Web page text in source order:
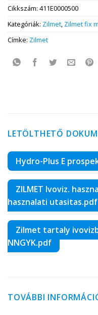
Cikkszám: 411E0000500
Kategóriák: Zilmet, Zilmet fix
Címke: Zilmet
LETÖLTHETŐ
Hydro-Plus E
ZILMET Ivoviz,
hasznalati utasitas.pdf
Zilmet tartaly
NNGYK.pdf
TOVÁBBI